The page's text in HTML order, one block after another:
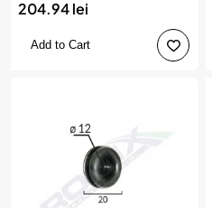
204.94 lei
Add to Cart